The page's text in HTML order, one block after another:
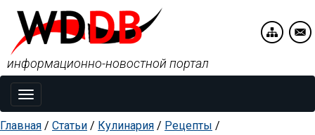
Toggle
navigation
информационно-новостной портал
Главная / Статьи / Кулинария / Рецепты /